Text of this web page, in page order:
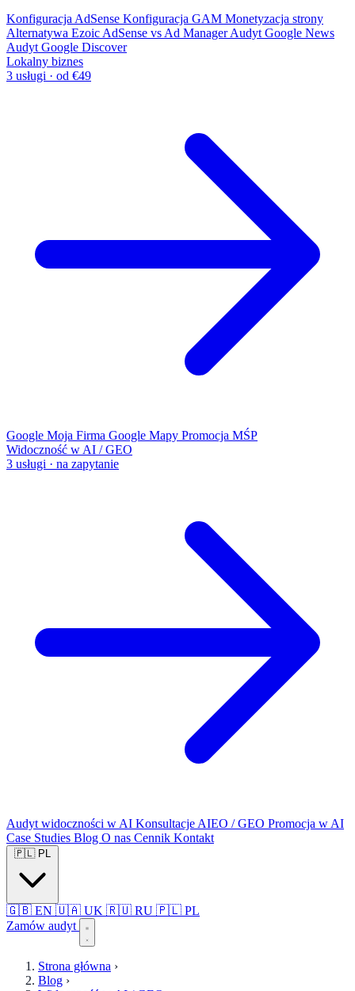
Konfiguracja AdSense Konfiguracja GAM Monetyzacja strony
Alternatywa Ezoic AdSense vs Ad Manager Audyt Google News
Audyt Google Discover
Lokalny biznes
3 usługi · od €49
Google Moja Firma Google Mapy Promocja MŚP
Widoczność w AI / GEO
3 usługi · na zapytanie
Audyt widoczności w AI Konsultacje AIEO / GEO Promocja w AI
Case Studies Blog O nas Cennik Kontakt
🇵🇱 PL
🇬🇧 EN 🇺🇦 UK 🇷🇺 RU 🇵🇱 PL
Zamów audyt
Strona główna ›
Blog ›